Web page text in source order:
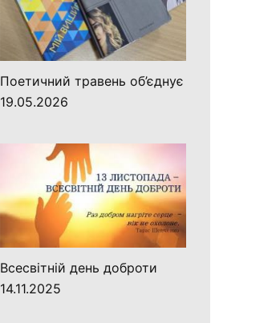
Поетичний травень об’єднує
19.05.2026
Всесвітній день доброти
14.11.2025